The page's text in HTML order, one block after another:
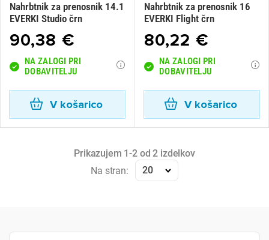
Nahrbtnik za prenosnik 14.1
EVERKI Studio črn
90,38 €
NA ZALOGI PRI
DOBAVITELJU
V košarico
Nahrbtnik za prenosnik 16
EVERKI Flight črn
80,22 €
NA ZALOGI PRI
DOBAVITELJU
V košarico
Prikazujem 1-2 od 2 izdelkov
Na stran:
20